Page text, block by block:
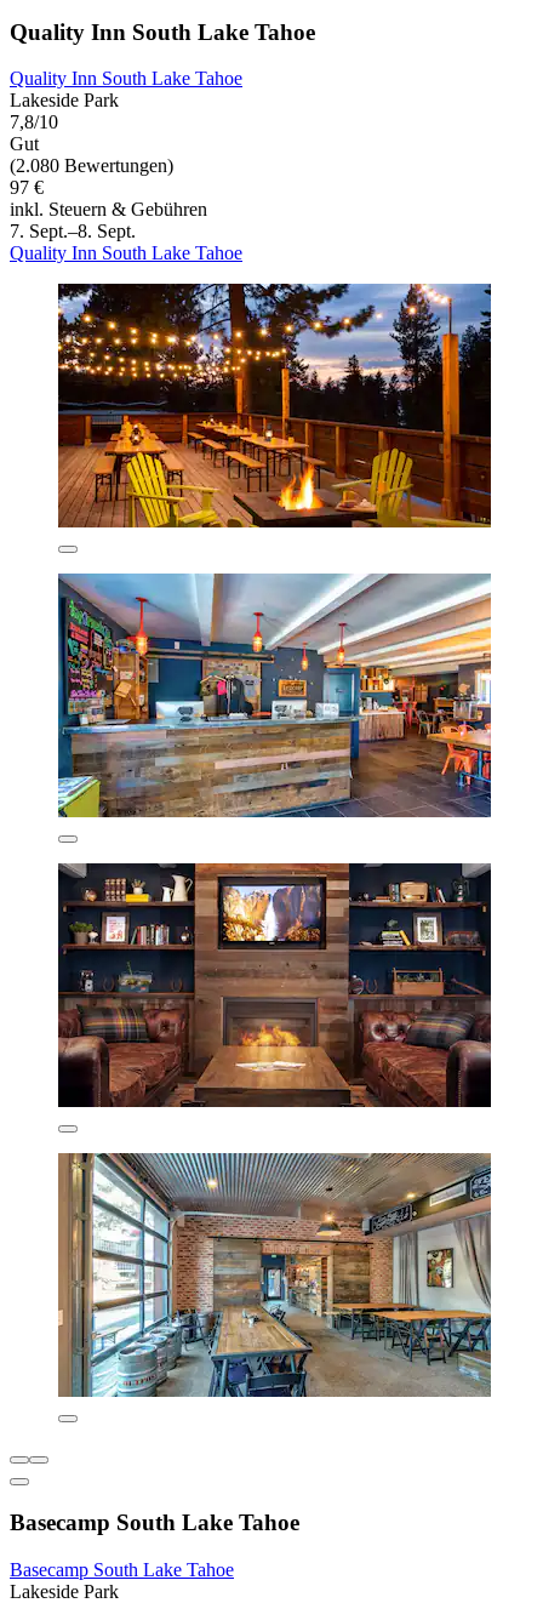
Quality Inn South Lake Tahoe
Quality Inn South Lake Tahoe
Lakeside Park
7,8/10
Gut
(2.080 Bewertungen)
97 €
inkl. Steuern & Gebühren
7. Sept.–8. Sept.
Quality Inn South Lake Tahoe
Basecamp South Lake Tahoe
Basecamp South Lake Tahoe
Lakeside Park